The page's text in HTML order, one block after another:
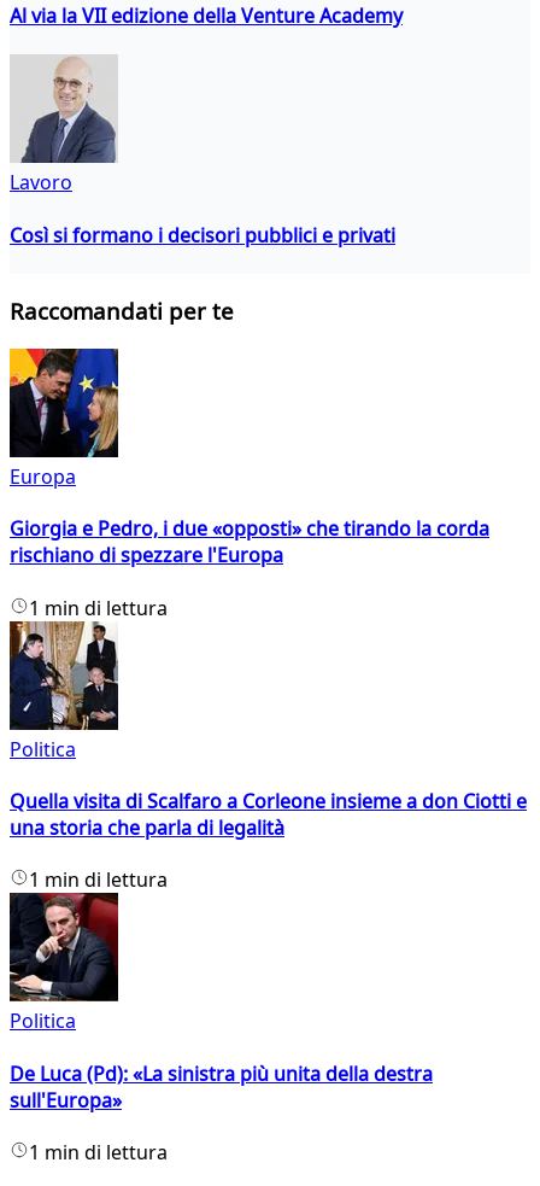
Al via la VII edizione della Venture Academy
Lavoro
Così si formano i decisori pubblici e privati
Raccomandati per te
Europa
Giorgia e Pedro, i due «opposti» che tirando la corda
rischiano di spezzare l'Europa
1 min di lettura
Politica
Quella visita di Scalfaro a Corleone insieme a don Ciotti e
una storia che parla di legalità
1 min di lettura
Politica
De Luca (Pd): «La sinistra più unita della destra
sull'Europa»
1 min di lettura